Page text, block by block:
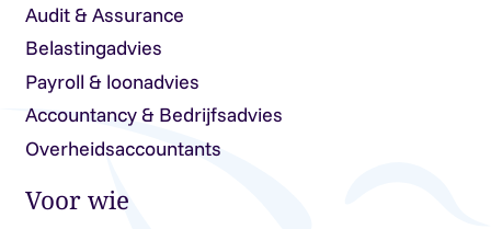
Audit & Assurance
Belastingadvies
Payroll & loonadvies
Accountancy & Bedrijfsadvies
Overheidsaccountants
Voor wie